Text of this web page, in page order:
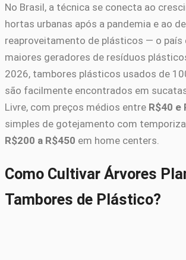
No Brasil, a técnica se conecta ao
hortas urbanas após a pandemia e ao
reaproveitamento de plásticos — o país
maiores geradores de resíduos
2026, tambores plásticos usados de
são facilmente encontrados em
Livre, com preços médios entre R$40 e
simples de gotejamento com
R$200 a R$450 em home centers.
Como Cultivar Árvores
Tambores de Plástico?